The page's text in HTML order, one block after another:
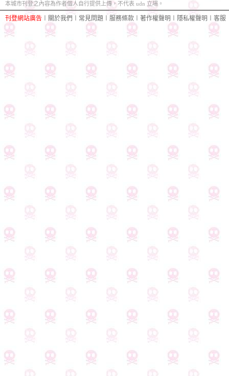
本城市刊登之內容為作者個人自行提供上傳，不代表 udn 立場。
刊登網站廣告 關於我們 常見問題 服務條款 著作權聲明 隱私權聲明 客服